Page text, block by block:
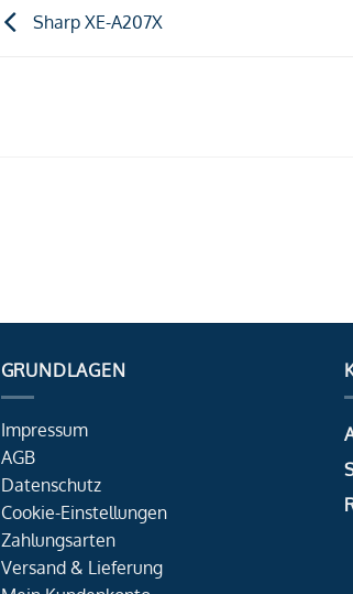
Sharp XE-A207X
GRUNDLAGEN
Impressum
AGB
Datenschutz
Cookie-Einstellungen
Zahlungsarten
Versand & Lieferung